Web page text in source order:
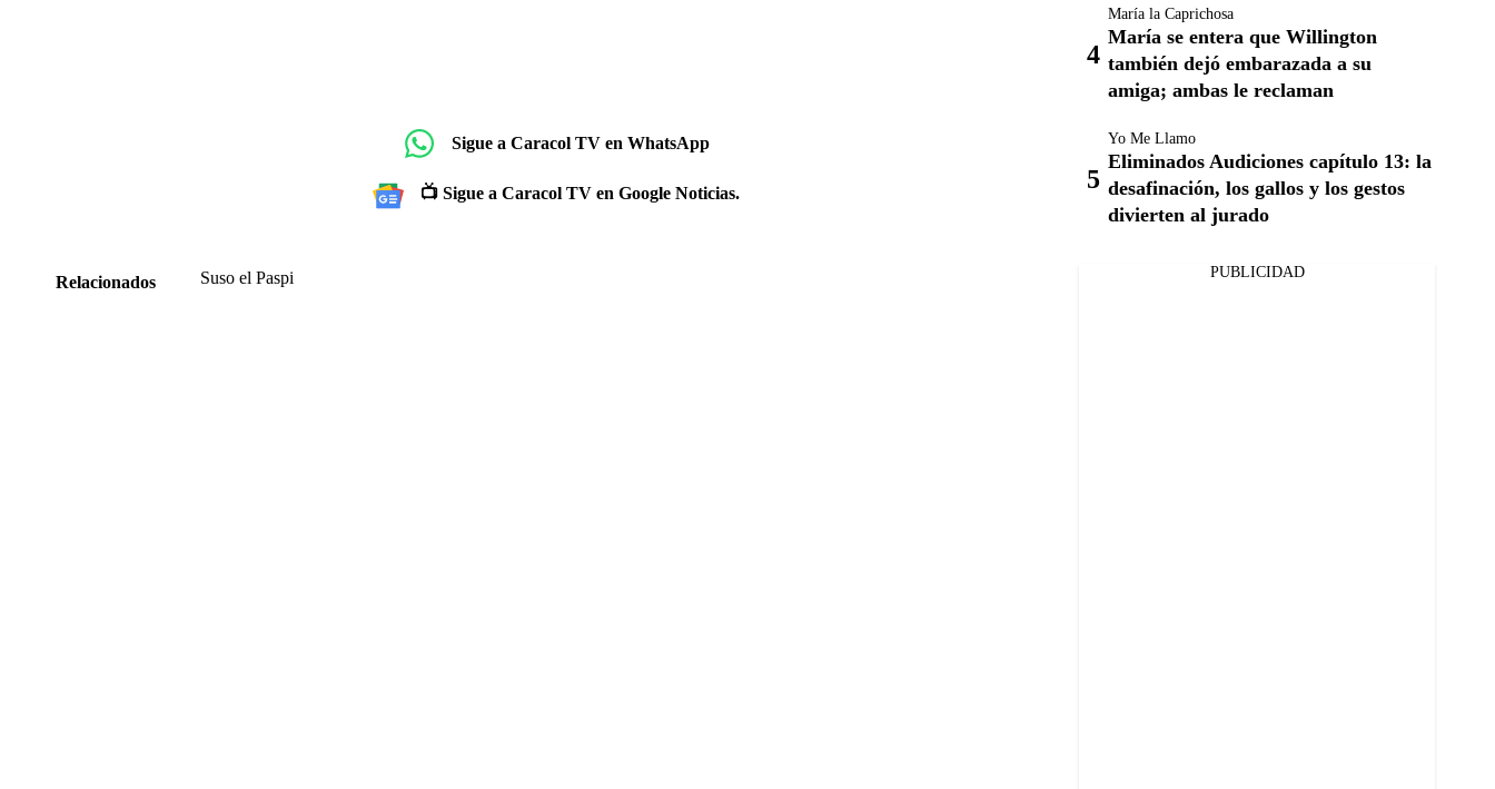
Sigue a Caracol TV en WhatsApp
📺 Sigue a Caracol TV en Google Noticias.
Relacionados Suso el Paspi
María la Caprichosa
María se entera que Willington
también dejó embarazada a su
amiga; ambas le reclaman
Yo Me Llamo
Eliminados Audiciones capítulo 13: la
desafinación, los gallos y los gestos
divierten al jurado
PUBLICIDAD